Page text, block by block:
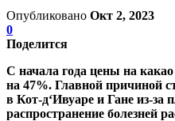
Опубликовано Окт 2, 2023
0
Поделится
С начала года цены на
на 47%. Главной причиной
в Кот-д‘Ивуаре и Гане из-за
распространение болезней